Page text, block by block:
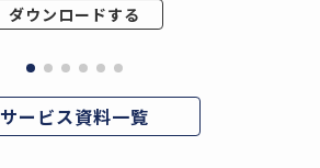
ダウンロードする
サービス資料一覧